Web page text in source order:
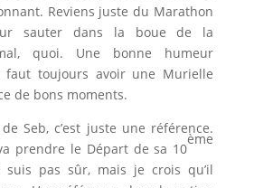
Reviens juste du Marathon
sauter dans la boue de la
quoi. Une bonne humeur
faut toujours avoir une Murielle
de bons moments.
Seb, c’est juste une référence.
prendre le Départ de sa 10
ème
suis pas sûr, mais je crois qu’il